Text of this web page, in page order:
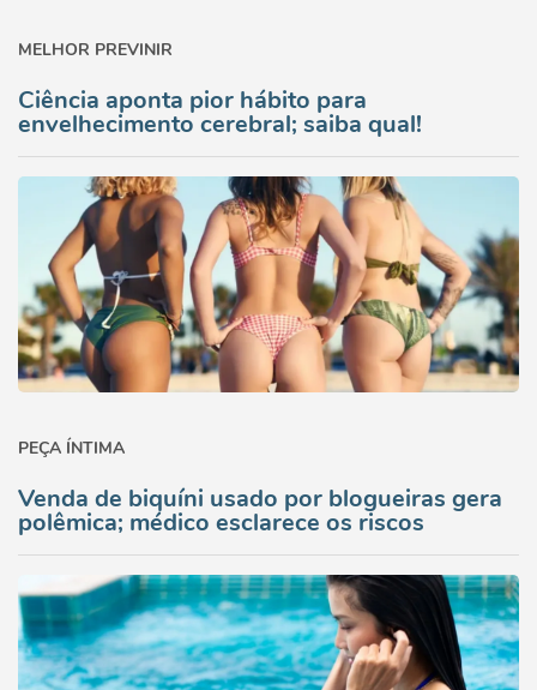
MELHOR PREVINIR
Ciência aponta pior hábito para
envelhecimento cerebral; saiba qual!
PEÇA ÍNTIMA
Venda de biquíni usado por blogueiras gera
polêmica; médico esclarece os riscos